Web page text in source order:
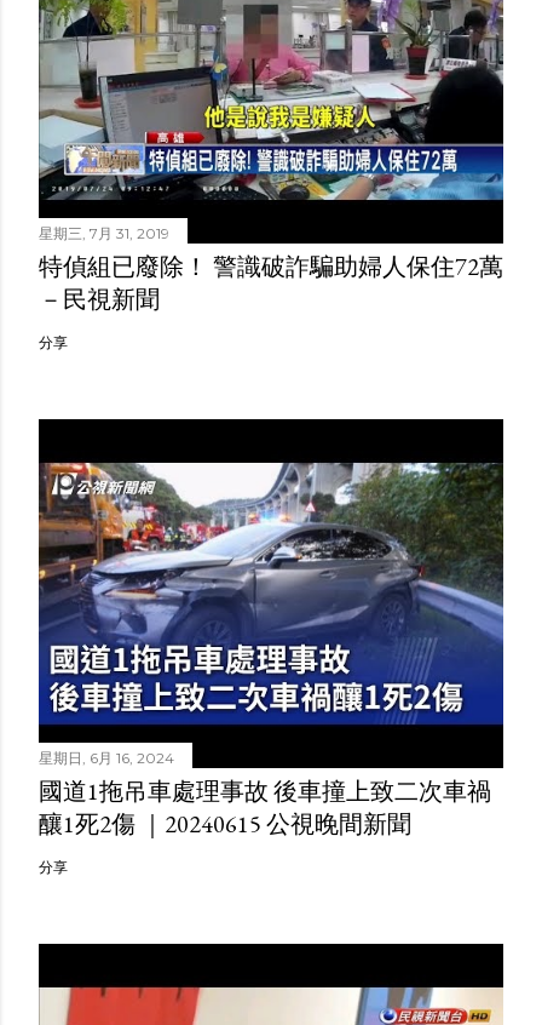
星期三, 7月 31, 2019
特偵組已廢除！ 警識破詐騙助婦人保住72萬
－民視新聞
分享
星期日, 6月 16, 2024
國道1拖吊車處理事故 後車撞上致二次車禍
釀1死2傷 ｜20240615 公視晚間新聞
分享